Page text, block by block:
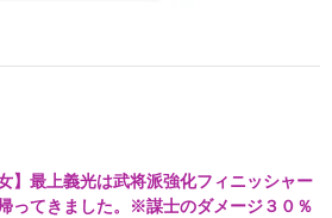
】最上義光は武将派強化フィニッシャー
ってきました。※謀士のダメージ３０％